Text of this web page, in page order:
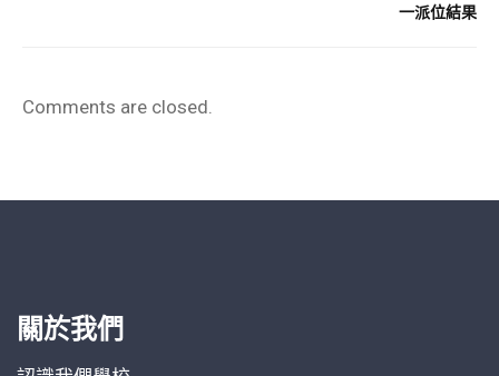
一派位結果
Comments are closed.
關於我們